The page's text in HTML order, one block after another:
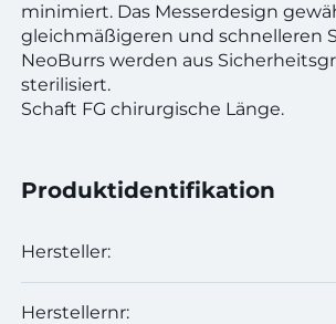
minimiert. Das Messerdesign
gleichmäßigeren und schnelleren
NeoBurrs werden aus
sterilisiert.
Schaft FG chirurgische Länge.
Produktidentifikation
Hersteller:
Herstellernr: